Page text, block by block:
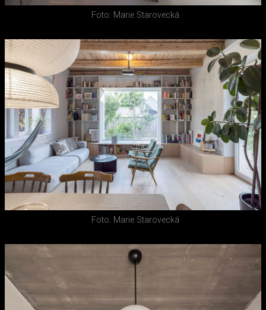
Foto: Marie Starovecká
Foto: Marie Starovecká